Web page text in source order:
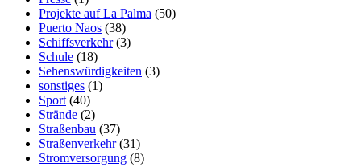
Projekte auf La Palma (50)
Puerto Naos (38)
Schiffsverkehr(3)
Schule (18)
Sehenswürdigkeiten (3)
sonstiges (1)
Sport (40)
Strände (2)
Straßenbau (37)
Straßenverkehr(31)
Stromversorgung (8)